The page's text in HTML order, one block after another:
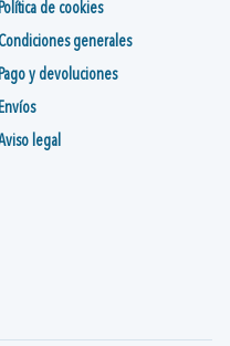
Política de cookies
Condiciones generales
Pago y devoluciones
Envíos
legal